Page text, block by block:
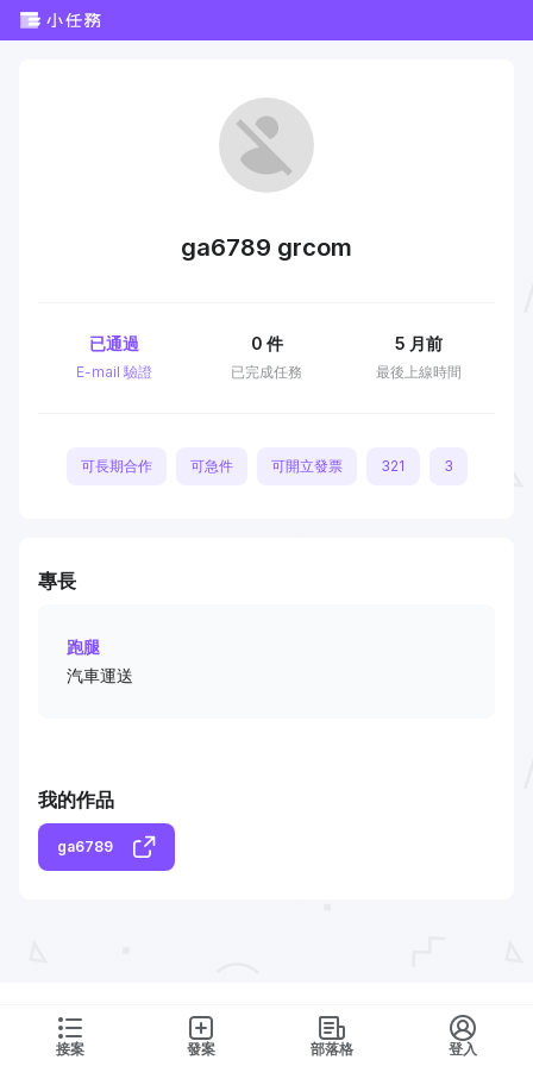
接案 發案 部落格 登入
ga6789 grcom
E-mail 驗證
已通過
已完成任務
0 件
最後上線時間
5 月前
可長期合作 可急件 可開立發票 321 3
專長
跑腿
汽車運送
我的作品
ga6789